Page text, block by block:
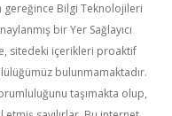
gereğince Bilgi Teknolojileri
bir Yer Sağlayıcı
sitedeki içerikleri proaktif
bulunmamaktadır.
taşımakta olup,